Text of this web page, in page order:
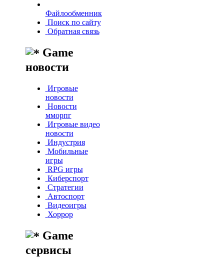
Файлообменник
Поиск по сайту
Обратная связь
Game
новости
Игровые
новости
Новости
мморпг
Игровые видео
новости
Индустрия
Мобильные
игры
RPG игры
Киберспорт
Стратегии
Автоспорт
Видеоигры
Хоррор
Game
сервисы